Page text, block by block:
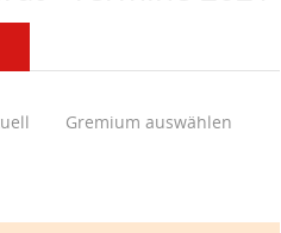
Gremium auswählen